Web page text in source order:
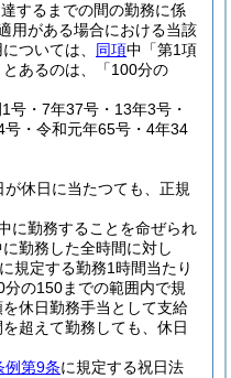
するまでの間の勤務に係
用がある場合における当該
ついては、 同項中「第1項
あるのは、「100分の
号・7年37号・13年3号・
・令和元年65号・4年34
休日に当たつても、正規
に勤務することを命ぜられ
勤務した全時間に対し
に規定する勤務1時間当たり
の150までの範囲内で規
休日勤務手当として支給
超えて勤務しても、休日
例第9条に規定する祝日法